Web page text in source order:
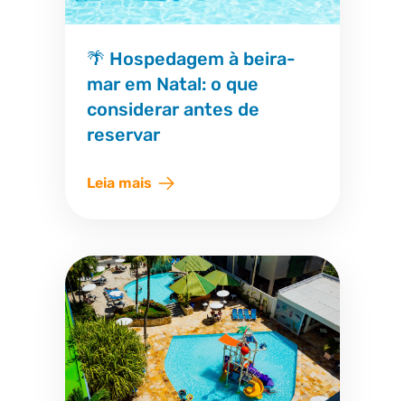
🌴 Hospedagem à beira-
mar em Natal: o que
considerar antes de
reservar
Leia mais